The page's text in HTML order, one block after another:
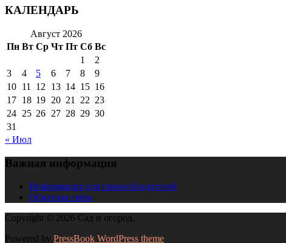
КАЛЕНДАРЬ
Август 2026
Пн Вт Ср Чт Пт Сб Вс
1
2
3
4 5 6 7 8
9
10 11 12 13 14 15 16
17 18 19 20 21 22 23
24 25 26 27 28 29 30
31
« Июл
Важная информация
Информация для правообладателей
Обратная связь
Copyright © 2026 Сад и огород.
Powered by PressBook WordPress theme